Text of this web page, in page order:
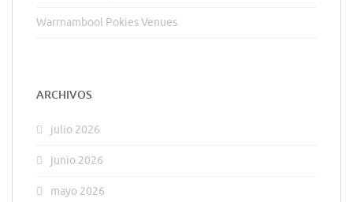
Warrnambool Pokies Venues
ARCHIVOS
julio 2026
junio 2026
mayo 2026